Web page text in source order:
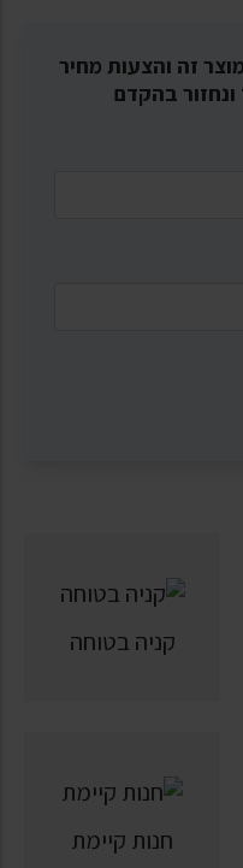
זה והצעות מחיר
בהקדם
קניה בטוחה
חנות קיימת